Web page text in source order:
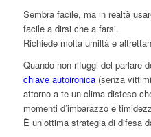
Sembra facile, ma in realtà
facile a dirsi che a farsi.
Richiede molta umiltà e
Quando non rifuggi del parlare
chiave autoironica(senza
attorno a te un clima disteso
momenti d’imbarazzo e
È un’ottima strategia di difesa